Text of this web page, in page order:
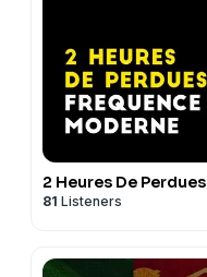
2 Heures De Perdues
81 Listeners